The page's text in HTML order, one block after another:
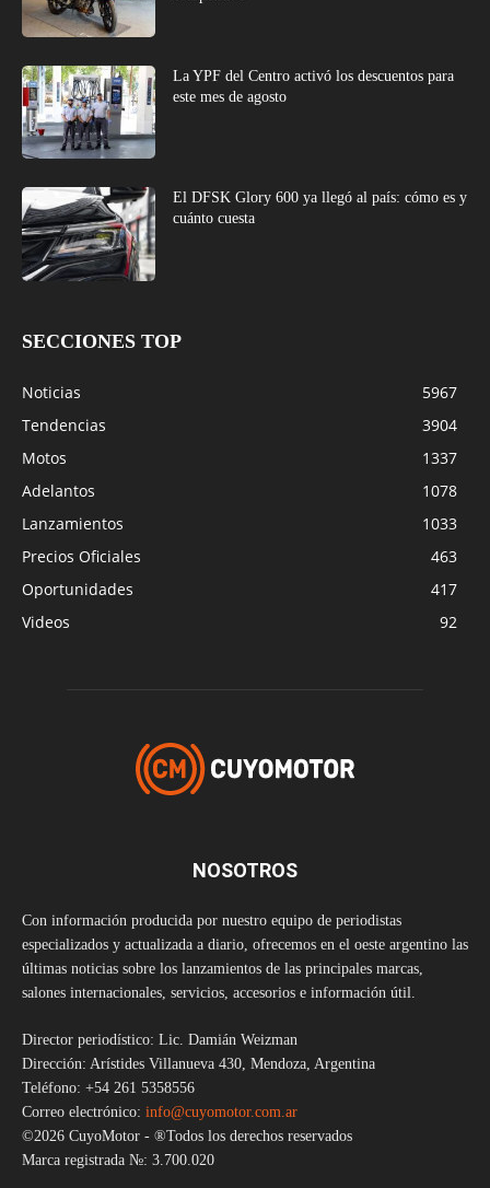
La YPF del Centro activó los descuentos para
este mes de agosto
El DFSK Glory 600 ya llegó al país: cómo es y
cuánto cuesta
SECCIONES TOP
Noticias
5967
Tendencias
3904
Motos
1337
Adelantos
1078
Lanzamientos
1033
Precios Oficiales
463
Oportunidades
417
Videos
92
NOSOTROS
Con información producida por nuestro equipo de periodistas
especializados y actualizada a diario, ofrecemos en el oeste argentino las
últimas noticias sobre los lanzamientos de las principales marcas,
salones internacionales, servicios, accesorios e información útil.
Director periodístico: Lic. Damián Weizman
Dirección: Arístides Villanueva 430, Mendoza, Argentina
Teléfono: +54 261 5358556
Correo electrónico: info@cuyomotor.com.ar
©2026 CuyoMotor - ®Todos los derechos reservados
Marca registrada №: 3.700.020